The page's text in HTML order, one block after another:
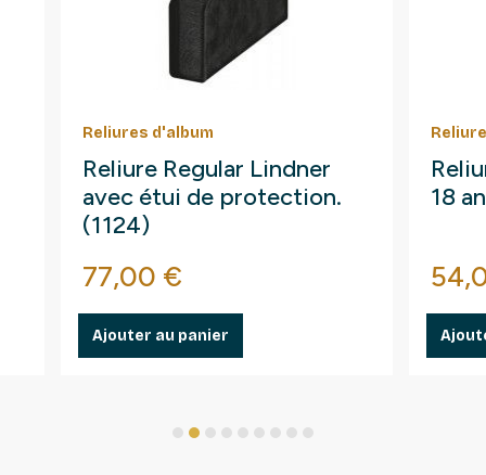
Reliures d'album
Reliure Regular Lindner
avec étui de protection.
(1124)
Prix
77,00 €
Ajouter au panier
18
Prix